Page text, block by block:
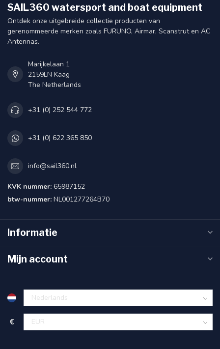
SAIL360 watersport and boat equipment
Ontdek onze uitgebreide collectie producten van
gerenommeerde merken zoals FURUNO, Airmar, Scanstrut en AC
Antennas.
Marijkelaan 1
2159LN Kaag
The Netherlands
+31 (0) 252 544 772
+31 (0) 622 365 850
info@sail360.nl
KVK nummer: 65987152
btw-nummer: NL001277264B70
Informatie
Mijn account
€